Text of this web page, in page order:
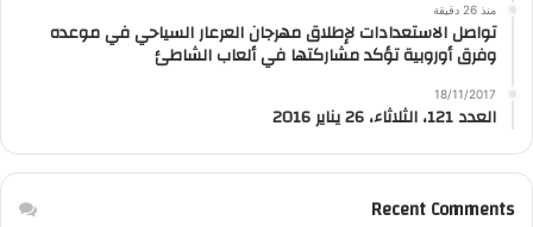
منذ 26 دقيقة
تواصل الاستعدادات لإطلاق مهرجان العرعار السياحي في موعده
وفرق أوروبية تؤكد مشاركتها في ألعاب الشاطئ
18/11/2017
العدد 121، الثلاثاء، 26 يناير 2016
Recent Comments